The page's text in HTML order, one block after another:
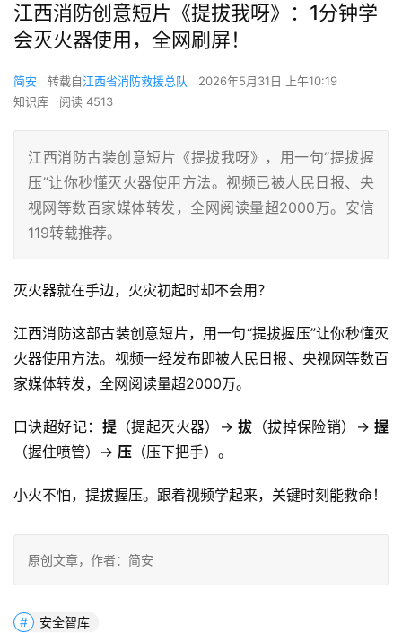
江西消防创意短片《提拔我呀》：1分钟学
会灭火器使用，全网刷屏！
简安 转载自江西省消防救援总队
2026年5月31日 上午10:19
知识库
阅读 4513
江西消防古装创意短片《提拔我呀》，用一句“提拔握
压”让你秒懂灭火器使用方法。视频已被人民日报、央
视网等数百家媒体转发，全网阅读量超2000万。安信
119转载推荐。
灭火器就在手边，火灾初起时却不会用？
江西消防这部古装创意短片，用一句“提拔握压”让你秒懂灭
火器使用方法。视频一经发布即被人民日报、央视网等数百
家媒体转发，全网阅读量超2000万。
口诀超好记： 提（提起灭火器）→ 拔 （拔掉保险销）→ 握
（握住喷管）→ 压 （压下把手） 。
小火不怕，提拔握压。跟着视频学起来，关键时刻能救命！
原创文章，作者：简安
安全智库